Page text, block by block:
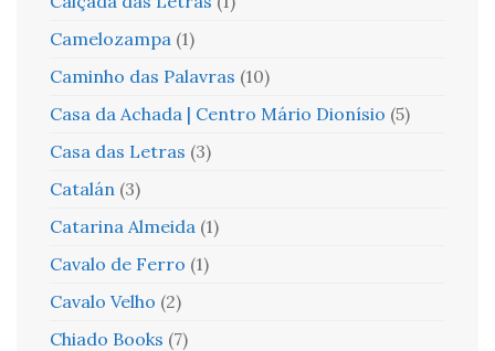
Camelozampa (1)
Caminho das Palavras (10)
Casa da Achada | Centro Mário Dionísio (5)
Casa das Letras (3)
Catalán (3)
Catarina Almeida (1)
Cavalo de Ferro (1)
Cavalo Velho (2)
Chiado Books (7)